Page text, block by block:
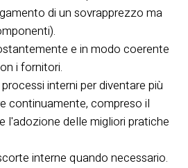
di un sovrapprezzo ma
e in modo coerente
i fornitori.
interni per diventare più
continuamente, compreso il
l'adozione delle migliori pratiche
interne quando necessario.